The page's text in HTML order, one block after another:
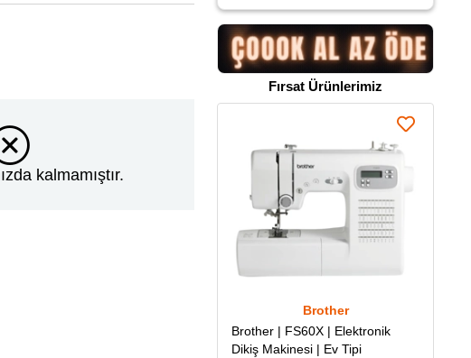
kalmamıştır.
Fırsat Ürünlerimiz
Brother
Brother | FS60X | Elektronik
Dikiş Makinesi | Ev Tipi